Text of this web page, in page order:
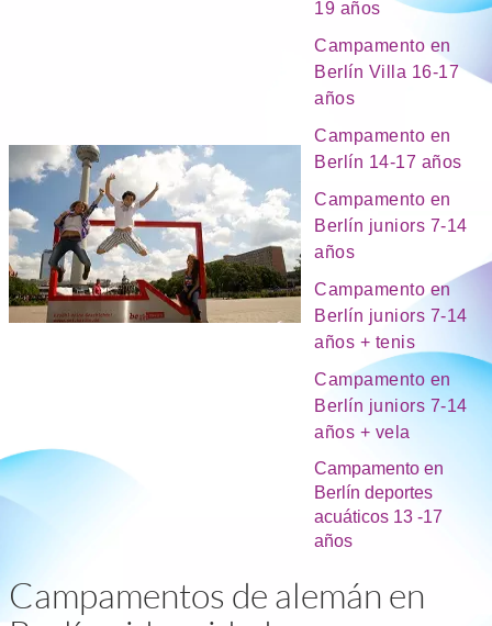
19 años
Campamento en
Berlín Villa 16-17
años
Campamento en
Berlín 14-17 años
Campamento en
Berlín juniors 7-14
años
Campamento en
Berlín juniors 7-14
años + tenis
Campamento en
Berlín juniors 7-14
años + vela
Campamento en
Berlín deportes
acuáticos 13 -17
años
Campamentos de alemán en